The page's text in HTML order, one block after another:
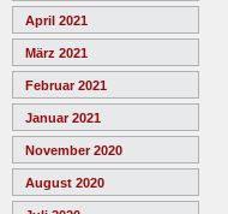
April 2021
März 2021
Februar 2021
Januar 2021
November 2020
August 2020